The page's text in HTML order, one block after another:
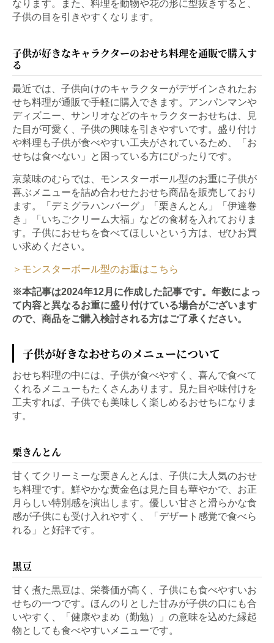
なります。また、料理を動物や花の形に型抜きすると、
子供の目を引きやすくなります。
子供が好きなキャラクターのおせち料理を通販で購入す
る
最近では、子供向けのキャラクターがデザインされたお
せち料理が通販で手軽に購入できます。アンパンマンや
ディズニー、サンリオなどのキャラクターおせちは、見
た目が可愛く、子供の興味を引きやすいです。盛り付け
や料理も子供が食べやすい工夫がされているため、「お
せちは食べない」と困っている方にぴったりです。
京菜味のむらでは、モンスターボール型のお重に子供が
喜ぶメニューを詰め合わせたおせち商品を販売しており
ます。「デミグラハンバーグ」「栗きんとん」「伊達巻
き」「いちごクリーム大福」などの食材を入れておりま
す。子供におせちを食べてほしいという方は、ぜひお買
い求めください。
＞モンスターボール型のお重はこちら
※本記事は2024年12月に作成した記事です。年数によっ
て内容と異なるお重に盛り付けている場合がございます
ので、商品をご購入検討される方はご了承ください。
子供が好きなおせちのメニューについて
おせち料理の中には、子供が食べやすく、喜んで食べて
くれるメニューもたくさんあります。見た目や味付けを
工夫すれば、子供でも美味しく楽しめるおせちになりま
す。
栗きんとん
甘くてクリーミーな栗きんとんは、子供に大人気のおせ
ち料理です。鮮やかな黄金色は見た目も華やかで、お正
月らしい特別感を演出します。優しい甘さと滑らかな食
感が子供にも受け入れやすく、「デザート感覚で食べら
れる」と好評です。
黒豆
甘く煮た黒豆は、栄養価が高く、子供にも食べやすいお
せちの一つです。ほんのりとした甘みが子供の口にも合
いやすく、「健康やまめ（勤勉）」の意味を込めた縁起
物としても食べやすいメニューです。